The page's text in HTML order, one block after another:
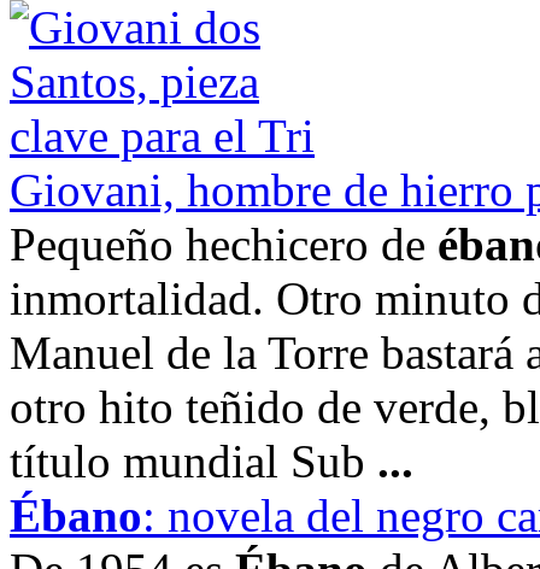
Giovani, hombre de hierro
Pequeño hechicero de
inmortalidad. Otro minuto
Manuel de la Torre bastará
otro hito teñido de verde,
título mundial Sub ...
Ébano: novela del negro